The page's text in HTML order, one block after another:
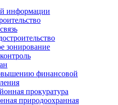
информации
зонирование
финансовой
прокуратура
природоохранная